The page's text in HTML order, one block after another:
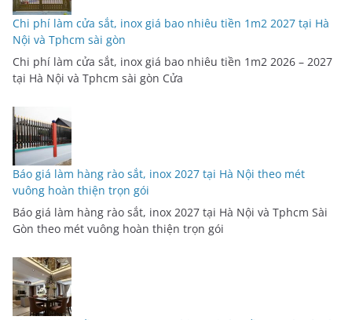
Chi phí làm cửa sắt, inox giá bao nhiêu tiền 1m2 2027 tại Hà
Nội và Tphcm sài gòn
Chi phí làm cửa sắt, inox giá bao nhiêu tiền 1m2 2026 – 2027
tại Hà Nội và Tphcm sài gòn Cửa
Báo giá làm hàng rào sắt, inox 2027 tại Hà Nội theo mét
vuông hoàn thiện trọn gói
Báo giá làm hàng rào sắt, inox 2027 tại Hà Nội và Tphcm Sài
Gòn theo mét vuông hoàn thiện trọn gói